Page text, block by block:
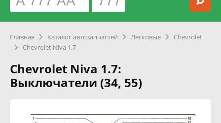
Главная Каталог автозапчастей Легковые
Chevrolet
Chevrolet Niva 1.7
Chevrolet Niva 1.7:
Выключатели (34, 55)